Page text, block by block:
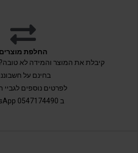
החלפת מוצרים
קיבלת את המוצר והמידה לא
בחינם על
לפרטים נוספים לגביי
ב 0547174490 WhatsApp